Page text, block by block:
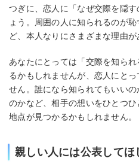
つぎに、恋人に「なぜ交際を隠
ょう。周囲の人に知られるのが
ど、本人なりにさまざまな理由が
あなたにとっては「交際を知ら
るかもしれませんが、恋人にと
せん。誰になら知られてもいい
のかなど、相手の想いをひとつ
地点が見つかるかもしれません。
親しい人には公表してほ